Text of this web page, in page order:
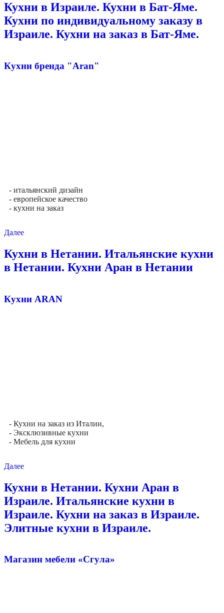
Кухни в Израиле. Кухни в Бат-Яме.
Кухни по индивидуальному заказу в
Израиле. Кухни на заказ в Бат-Яме.
Кухни бренда "Aran"
- итальянский дизайн
- европейское качество
- кухни на заказ
Далее
Кухни в Нетании. Итальянские кухни
в Нетании. Кухни Аран в Нетании
Кухни ARAN
- Кухни на заказ из Италии,
- Эксклюзивные кухни
- Мебель для кухни
Далее
Кухни в Нетании. Кухни Аран в
Израиле. Итальянские кухни в
Израиле. Кухни на заказ в Израиле.
Элитные кухни в Израиле.
Магазин мебели «Сгула»